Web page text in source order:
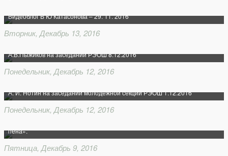
Видеоблог В Ю Катасонова – 29. 11. 2016
Вторник, Декабрь 13, 2016
А.В.Пыжиков на заседании РЭОШ 8.12.2016
Понедельник, Декабрь 12, 2016
А. И. Нотин на заседании молодёжной секции РЭОШ 1.12.2016
Понедельник, Декабрь 12, 2016
пена».
Пятница, Декабрь 9, 2016